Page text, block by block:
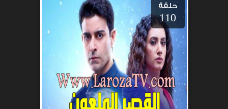
حلقة
110